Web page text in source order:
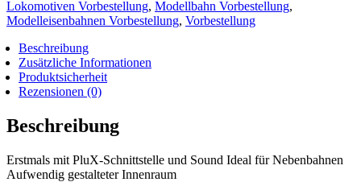
Menge
Lokomotiven Vorbestellung, Modellbahn Vorbestellung,
Modelleisenbahnen Vorbestellung, Vorbestellung
Beschreibung
Zusätzliche Informationen
Produktsicherheit
Rezensionen (0)
Beschreibung
Erstmals mit PluX-Schnittstelle und Sound Ideal für Nebenbahnen
Aufwendig gestalteter Innenraum